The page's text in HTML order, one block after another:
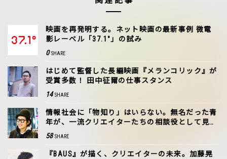
映画を再発明する。ネット映画の最新事例 微電
影レーベル「37.1°」の試み
0 SHARE
はじめて監督した長編映画『メランコリック』が
受賞多数！ 田中征爾の仕事スタンス
14 SHARE
情報社会に「物知り」はいらない。無名だった青
年が、一流クリエイターたちの相談役として見つ
けた居場所
58 SHARE
『BAUS』が描く、クリエイターの未来。加藤晃